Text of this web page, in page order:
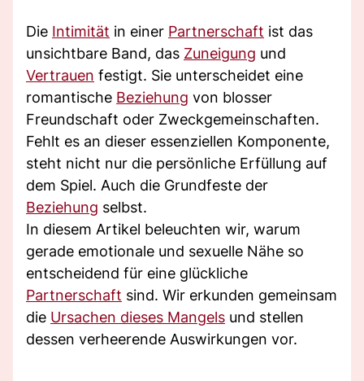
Die Intimität in einer Partnerschaft ist das
unsichtbare Band, das Zuneigung und
Vertrauen festigt. Sie unterscheidet eine
romantische Beziehung von blosser
Freundschaft oder Zweckgemeinschaften.
Fehlt es an dieser essenziellen Komponente,
steht nicht nur die persönliche Erfüllung auf
dem Spiel. Auch die Grundfeste der
Beziehung selbst.
In diesem Artikel beleuchten wir, warum
gerade emotionale und sexuelle Nähe so
entscheidend für eine glückliche
Partnerschaft sind. Wir erkunden gemeinsam
die Ursachen dieses Mangels und stellen
dessen verheerende Auswirkungen vor.